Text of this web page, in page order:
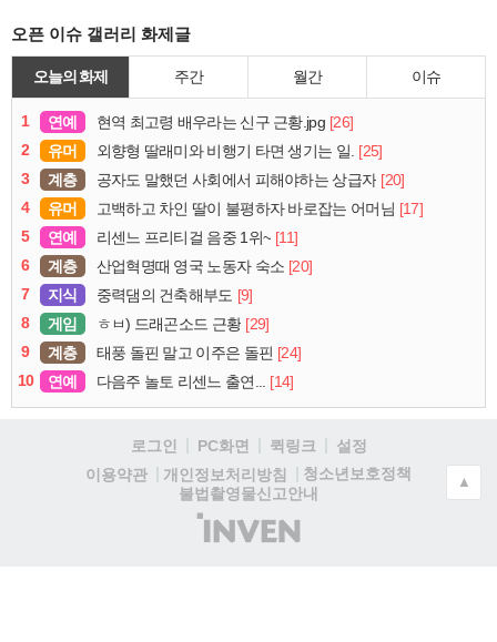
오픈 이슈 갤러리 화제글
오늘의 화제 주간 월간 이슈
1 연예 현역 최고령 배우라는 신구 근황.jpg [26]
2
유머 외향형 딸래미와 비행기 타면 생기는 일. [25]
3
계층 공자도 말했던 사회에서 피해야하는 상급자 [20]
4
유머 고백하고 차인 딸이 불평하자 바로잡는 어머님 [17]
5
연예 리센느 프리티걸 음중 1위~ [11]
6
계층 산업혁명때 영국 노동자 숙소 [20]
7
지식 중력댐의 건축해부도 [9]
8
게임 ㅎㅂ) 드래곤소드 근황 [29]
9
계층 태풍 돌핀 말고 이주은 돌핀 [24]
10
연예 다음주 놀토 리센느 출연... [14]
로그인 PC화면 퀵링크
설정
이용약관
개인정보처리방침
청소년보호정책
불법촬영물신고안내
(주)
인
▲